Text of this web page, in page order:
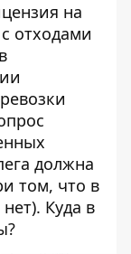
на
отходами
должна
том, что в
Куда в